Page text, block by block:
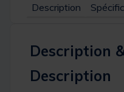
Description
Description
Description